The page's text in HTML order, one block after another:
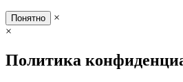
Понятно
×
×
Политика